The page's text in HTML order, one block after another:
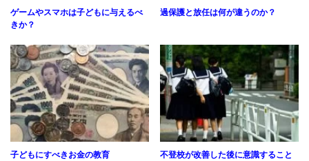
ゲームやスマホは子どもに与えるべ
きか？
過保護と放任は何が違うのか？
子どもにすべきお金の教育 不登校が改善した後に意識すること